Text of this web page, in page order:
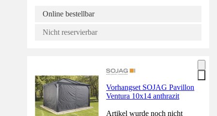
Online bestellbar
Nicht reservierbar
Vorhangset SOJAG Pavillon
Ventura 10x14 anthrazit
Artikel wurde noch nicht